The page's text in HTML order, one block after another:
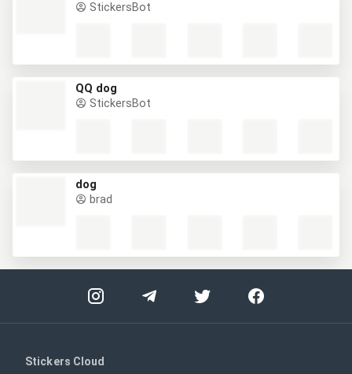
StickersBot
QQ dog
StickersBot
dog
brad
Stickers Cloud